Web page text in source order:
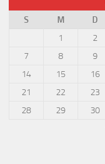
S
M D
1
2
7
8 9
14
15 16
21
22 23
28
29 30